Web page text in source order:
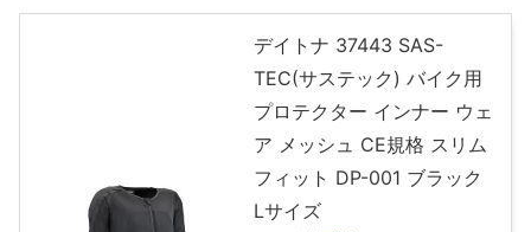
デイトナ 37443 SAS-
TEC(サステック) バイク用
プロテクター インナー ウェ
ア メッシュ CE規格 スリム
フィット DP-001 ブラック
Lサイズ